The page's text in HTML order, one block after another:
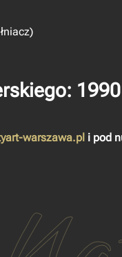
1990
warszawa.pl i pod